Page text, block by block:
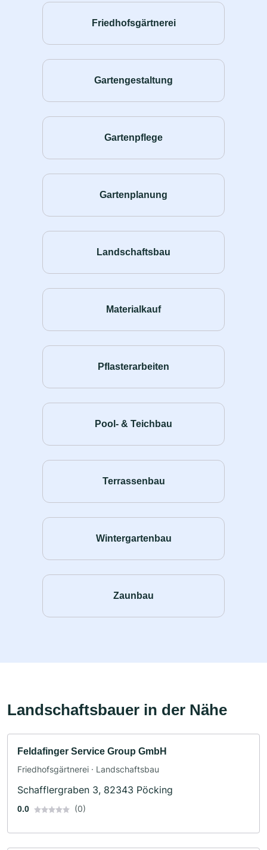
Friedhofsgärtnerei
Gartengestaltung
Gartenpflege
Gartenplanung
Landschaftsbau
Materialkauf
Pflasterarbeiten
Pool- & Teichbau
Terrassenbau
Wintergartenbau
Zaunbau
Landschaftsbauer in der Nähe
Feldafinger Service Group GmbH
Friedhofsgärtnerei · Landschaftsbau
Schafflergraben 3, 82343 Pöcking
0.0 (0)